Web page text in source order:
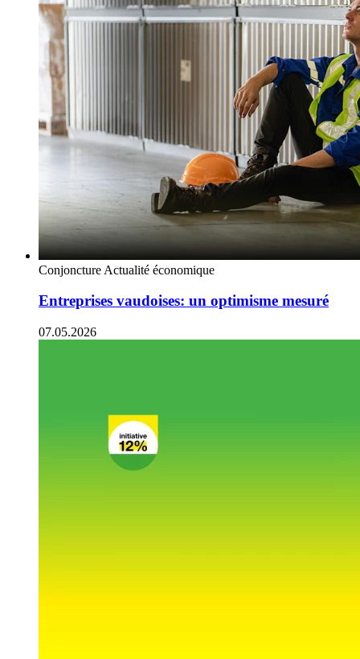
Conjoncture Actualité économique
Entreprises vaudoises: un optimisme mesuré
07.05.2026